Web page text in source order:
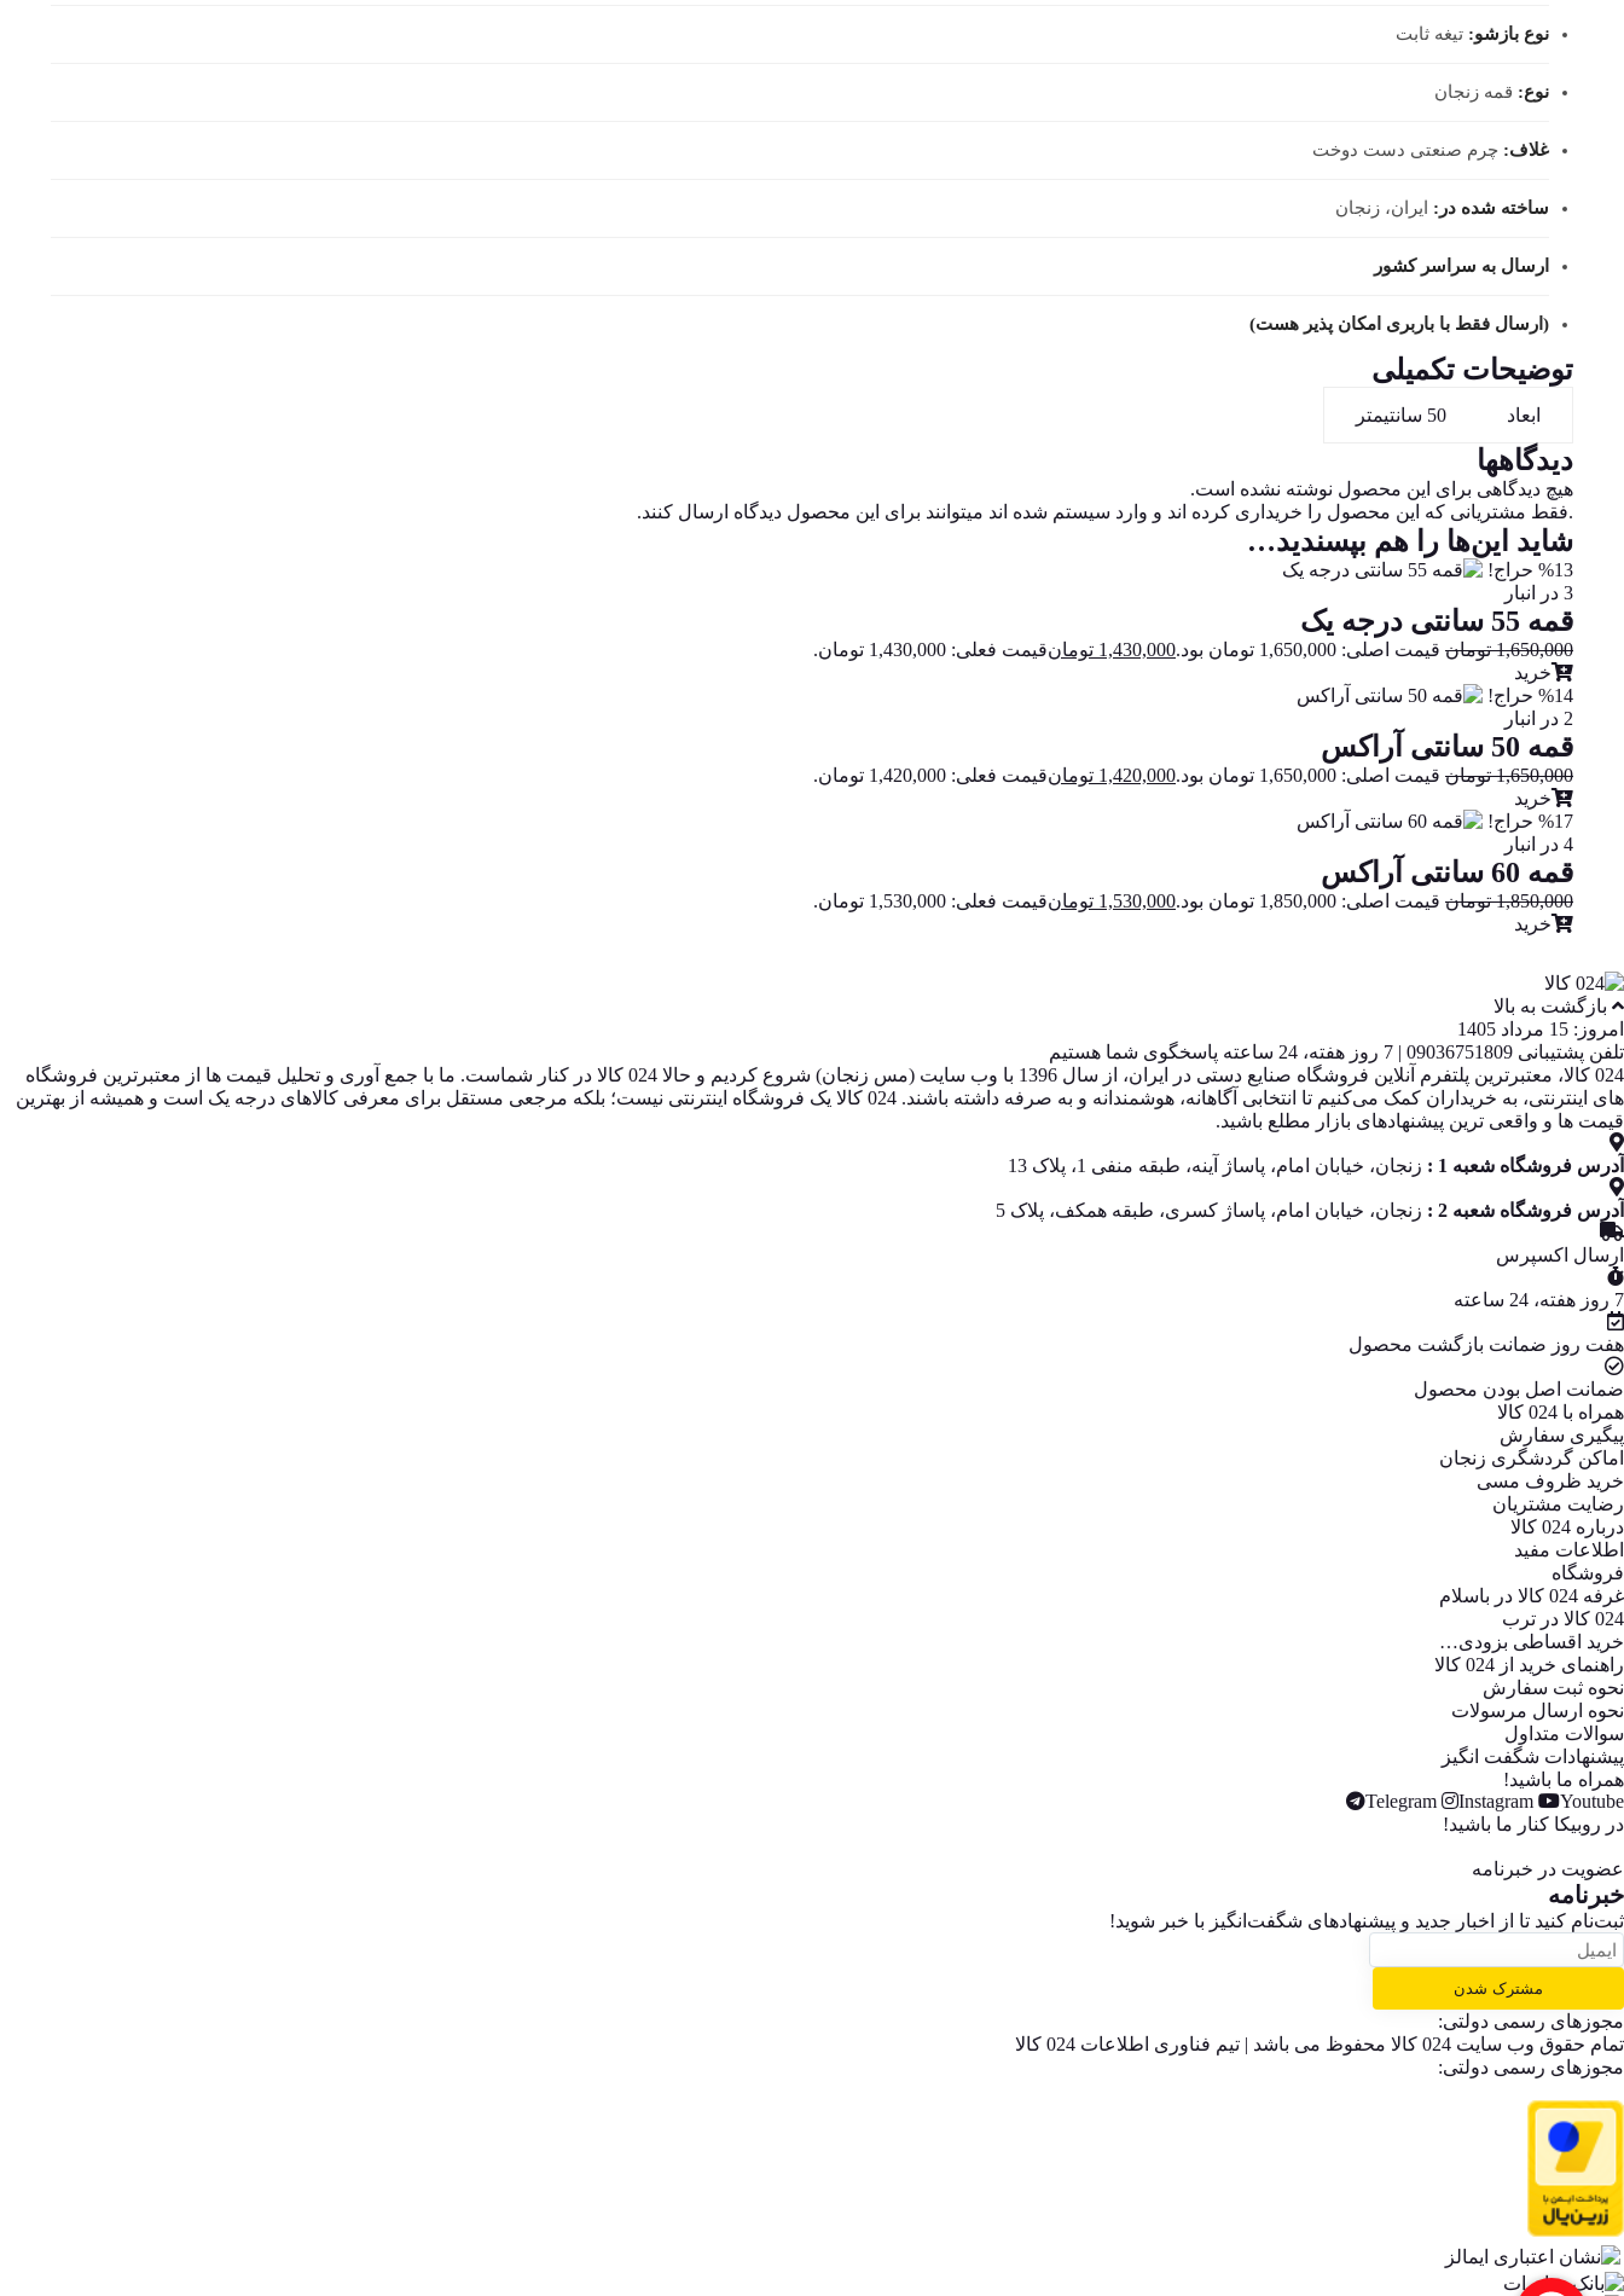
نوع بازشو: تیغه ثابت
نوع: قمه زنجان
غلاف: چرم صنعتی دست دوخت
ساخته شده در: ایران، زنجان
ارسال به سراسر کشور
(ارسال فقط با باربری امکان پذیر هست)
توضیحات تکمیلی
ابعاد 50 سانتیمتر
دیدگاهها
هیچ دیدگاهی برای این محصول نوشته نشده است.
.فقط مشتریانی که این محصول را خریداری کرده اند و وارد سیستم شده اند میتوانند برای این محصول دیدگاه ارسال کنند.
شاید این‌ها را هم بپسندید…
%13 حراج!
3 در انبار
قمه 55 سانتی درجه یک
1,650,000 تومان قیمت اصلی: 1,650,000 تومان بود. 1,430,000 تومانقیمت فعلی: 1,430,000 تومان.
خرید
%14 حراج!
2 در انبار
قمه 50 سانتی آراکس
1,650,000 تومان قیمت اصلی: 1,650,000 تومان بود. 1,420,000 تومانقیمت فعلی: 1,420,000 تومان.
خرید
%17 حراج!
4 در انبار
قمه 60 سانتی آراکس
1,850,000 تومان قیمت اصلی: 1,850,000 تومان بود. 1,530,000 تومانقیمت فعلی: 1,530,000 تومان.
خرید
بازگشت به بالا
امروز: 15 مرداد 1405
تلفن پشتیبانی 09036751809 | 7 روز هفته، 24 ساعته پاسخگوی شما هستیم
024 کالا، معتبرترین پلتفرم آنلاین فروشگاه صنایع دستی در ایران، از سال 1396 با وب سایت (مس زنجان) شروع کردیم و حالا 024 کالا در کنار شماست. ما با جمع‌ آوری و تحلیل قیمت‌ ها از معتبرترین فروشگاه‌
های اینترنتی، به خریداران کمک می‌کنیم تا انتخابی آگاهانه، هوشمندانه و به‌ صرفه داشته باشند. 024 کالا یک فروشگاه اینترنتی نیست؛ بلکه مرجعی مستقل برای معرفی کالاهای درجه یک است و همیشه از بهترین
قیمت‌ ها و واقعی‌ ترین پیشنهادهای بازار مطلع باشید.
آدرس فروشگاه شعبه 1 : زنجان، خیابان امام، پاساژ آینه، طبقه منفی 1، پلاک 13
آدرس فروشگاه شعبه 2 : زنجان، خیابان امام، پاساژ کسری، طبقه همکف، پلاک 5
ارسال اکسپرس
7 روز هفته، 24 ساعته
هفت روز ضمانت بازگشت محصول
ضمانت اصل بودن محصول
همراه با 024 کالا
پیگیری سفارش
اماکن گردشگری زنجان
خرید ظروف مسی
رضایت مشتریان
درباره 024 کالا
اطلاعات مفید
فروشگاه
غرفه 024 کالا در باسلام
024 کالا در ترب
خرید اقساطی بزودی…
راهنمای خرید از 024 کالا
نحوه ثبت سفارش
نحوه ارسال مرسولات
سوالات متداول
پیشنهادات شگفت انگیز
همراه ما باشید!
Youtube
Instagram
Telegram
در روبیکا کنار ما باشید!
عضویت در خبرنامه
خبر‌نامه
ثبت‌نام کنید تا از اخبار جدید و پیشنهاد‌های شگفت‌انگیز با خبر شوید!
مشترک شدن
مجوزهای رسمی دولتی:
تمام حقوق وب سایت 024 کالا محفوظ می باشد | تیم فناوری اطلاعات 024 کالا
مجوزهای رسمی دولتی: